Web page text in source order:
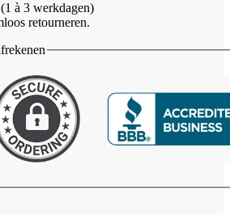
à 3 werkdagen)
retourneren.